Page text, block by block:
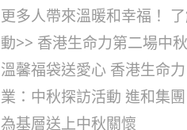
更多人帶來溫暖和幸福！
動>> 香港生命力第二場中
溫馨福袋送愛心 香港生命
業：中秋探訪活動 進和集團
為基層送上中秋關懷